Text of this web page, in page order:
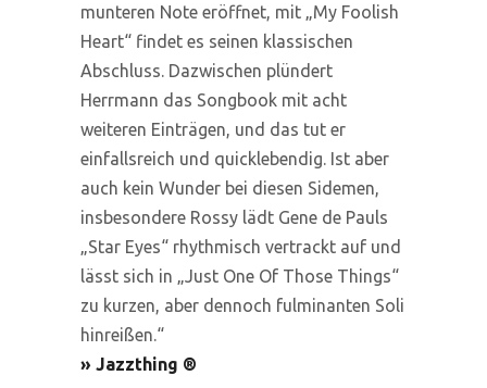
munteren Note eröffnet, mit „My Foolish
Heart“ findet es seinen klassischen
Abschluss. Dazwischen plündert
Herrmann das Songbook mit acht
weiteren Einträgen, und das tut er
einfallsreich und quicklebendig. Ist aber
auch kein Wunder bei diesen Sidemen,
insbesondere Rossy lädt Gene de Pauls
„Star Eyes“ rhythmisch vertrackt auf und
lässt sich in „Just One Of Those Things“
zu kurzen, aber dennoch fulminanten Soli
hinreißen.“
» Jazzthing ®